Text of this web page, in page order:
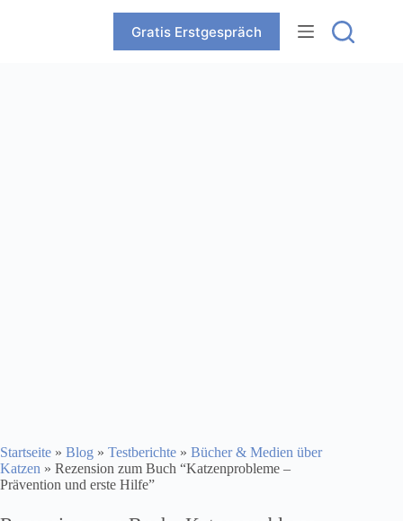
Gratis Erstgespräch
Startseite » Blog » Testberichte » Bücher & Medien über
Katzen » Rezension zum Buch “Katzenprobleme –
Prävention und erste Hilfe”